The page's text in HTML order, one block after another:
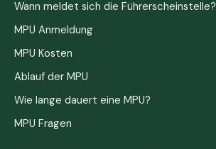
Wann meldet sich die Führerscheinstelle?
MPU Anmeldung
MPU Kosten
Ablauf der MPU
Wie lange dauert eine MPU?
MPU Fragen